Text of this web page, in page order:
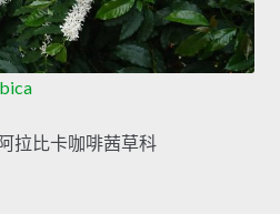
拉比卡咖啡茜草科